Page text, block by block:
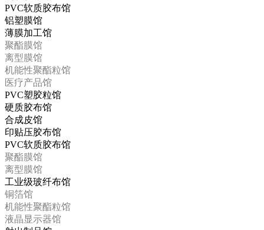
PVC软质胶布馆
铝塑膜馆
薄膜加工馆
聚酯膜馆
离型膜馆
机能性聚酯粒馆
医疗产品馆
PVC塑胶粒馆
硬质胶布馆
合成皮馆
印贴压胶布馆
PVC软质胶布馆
聚酯膜馆
离型膜馆
工业级玻纤布馆
铜箔馆
机能性聚酯粒馆
液晶显示器馆